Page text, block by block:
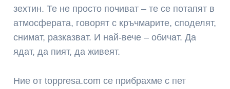
зехтин. Те не просто почиват – те се потапят в
атмосферата, говорят с кръчмарите, споделят,
снимат, разказват. И най-вече – обичат. Да
ядат, да пият, да живеят.
Ние от toppresa.com се прибрахме с пет